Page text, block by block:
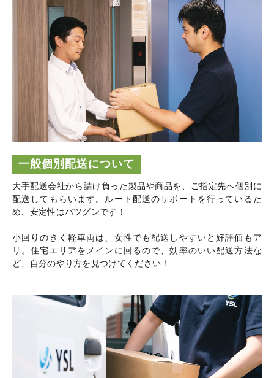
一般個別配送について
大手配送会社から請け負った製品や商品を、ご指定先へ個別に
配送してもらいます。ルート配送のサポートを行っているた
め、安定性はバツグンです！
小回りのきく軽車両は、女性でも配送しやすいと好評価もア
リ。住宅エリアをメインに回るので、効率のいい配送方法な
ど、自分のやり方を見つけてください！